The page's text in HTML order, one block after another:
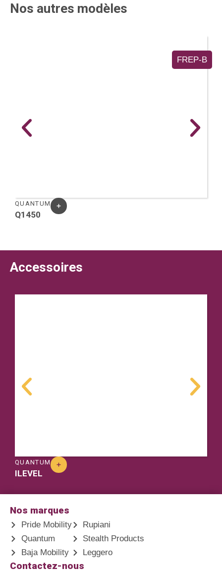
Nos autres modèles
FREP-B
QUANTUM
Q1450
Accessoires
QUANTUM
ILEVEL
Nos marques
Pride Mobility
Quantum
Baja Mobility
Rupiani
Stealth Products
Leggero
Contactez-nous